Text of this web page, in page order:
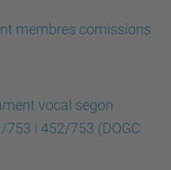
membres comissions
vocal segon
753 i 452/753 (DOGC